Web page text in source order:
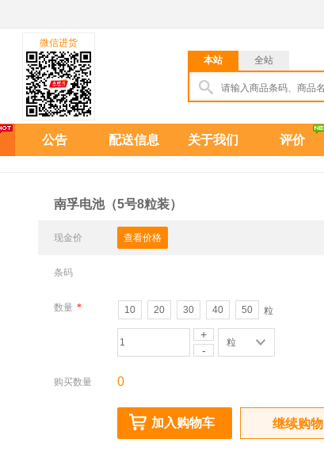
微信进货
本站
全站
公告 配送信息 关于我们 评价
南孚电池（5号8粒装）
现金价 查看价格
条码
数量 * 10 20 30 40 50 粒
+
-
粒
购买数量 0
加入购物车 继续购物